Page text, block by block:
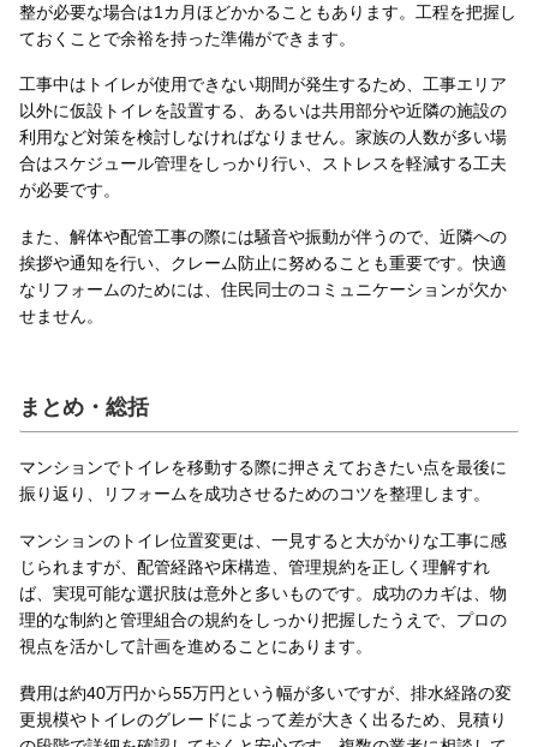
整が必要な場合は1カ月ほどかかることもあります。工程を把握し
ておくことで余裕を持った準備ができます。
工事中はトイレが使用できない期間が発生するため、工事エリア
以外に仮設トイレを設置する、あるいは共用部分や近隣の施設の
利用など対策を検討しなければなりません。家族の人数が多い場
合はスケジュール管理をしっかり行い、ストレスを軽減する工夫
が必要です。
また、解体や配管工事の際には騒音や振動が伴うので、近隣への
挨拶や通知を行い、クレーム防止に努めることも重要です。快適
なリフォームのためには、住民同士のコミュニケーションが欠か
せません。
まとめ・総括
マンションでトイレを移動する際に押さえておきたい点を最後に
振り返り、リフォームを成功させるためのコツを整理します。
マンションのトイレ位置変更は、一見すると大がかりな工事に感
じられますが、配管経路や床構造、管理規約を正しく理解すれ
ば、実現可能な選択肢は意外と多いものです。成功のカギは、物
理的な制約と管理組合の規約をしっかり把握したうえで、プロの
視点を活かして計画を進めることにあります。
費用は約40万円から55万円という幅が多いですが、排水経路の変
更規模やトイレのグレードによって差が大きく出るため、見積り